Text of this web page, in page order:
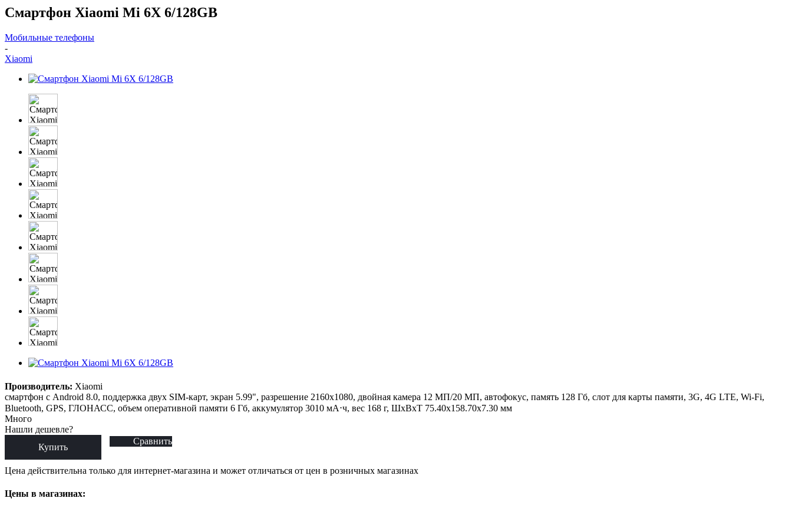
Смартфон Xiaomi Mi 6X 6/128GB
Мобильные телефоны
-
Xiaomi
Производитель: Xiaomi
смартфон с Android 8.0, поддержка двух SIM-карт, экран 5.99", разрешение 2160x1080, двойная камера 12 МП/20 МП, автофокус, память 128 Гб, слот для карты памяти, 3G, 4G LTE, Wi-Fi,
Bluetooth, GPS, ГЛОНАСС, объем оперативной памяти 6 Гб, аккумулятор 3010 мА⋅ч, вес 168 г, ШxВxТ 75.40x158.70x7.30 мм
Много
Нашли дешевле?
Купить
Сравнить
Цена действительна только для интернет-магазина и может отличаться от цен в розничных магазинах
Цены в магазинах: